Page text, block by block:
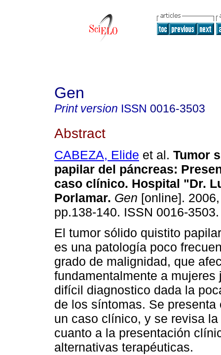
Gen
Print version ISSN 0016-3503
Abstract
CABEZA, Elide et al. Tumor
papilar del páncreas:
caso clínico. Hospital "Dr.
Porlamar. Gen [online].
pp.138-140. ISSN 0016-3503.
El tumor sólido quistito
es una patología poco
grado de malignidad, que
fundamentalmente a mujeres
difícil diagnostico dada la
de los síntomas. Se presenta
un caso clínico, y se revisa
cuanto a la presentación
alternativas terapéuticas.